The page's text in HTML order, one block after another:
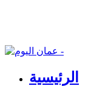
الرئيسية